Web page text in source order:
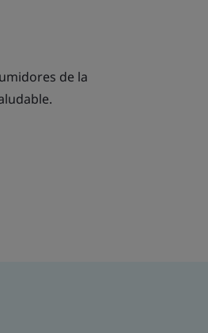
de la